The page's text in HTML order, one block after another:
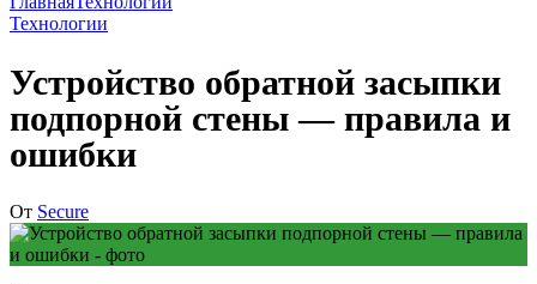
Технологии
Устройство обратной засыпки
подпорной стены — правила и
ошибки
От Secure